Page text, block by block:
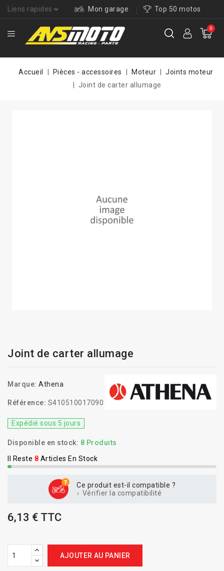
Liens rapides Mon garage Top 50 motos
0
Accueil Pièces - accessoires Moteur
Joints moteur
Joint de carter allumage
Joint de carter allumage
Marque: Athena
Référence: S410510017090
Expédié sous 5 jours
Disponible en stock: 8 Produits
Il Reste 8 Articles En Stock
Ce produit est-il compatible ?
Vérifier la compatibilité
6,13 € TTC
AJOUTER AU PANIER